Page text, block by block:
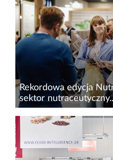
rozpocznie się
spożywczej, HoReCa i
Europie...
Rekordowa edycja
sektor
Targi NutraFood
2026 wyraźnie
wydarzenia, które
ośrodek targowy